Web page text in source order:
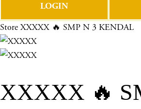
e
n
u
LOGIN
Store XXXXX 🔥 SMP N 3 KENDAL
XXXXX 🔥